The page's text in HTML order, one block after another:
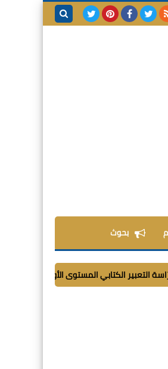
بحوث
الكتابي المستوى الأول ابتدائي_